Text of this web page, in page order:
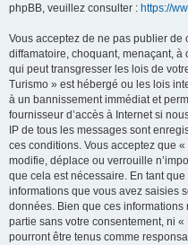
phpBB, veuillez consulter : https://
Vous acceptez de ne pas publier
diffamatoire, choquant, menaçant,
qui peut transgresser les lois de
Turismo » est hébergé ou les lois
à un bannissement immédiat et
fournisseur d’accès à Internet si
IP de tous les messages sont
ces conditions. Vous acceptez que
modifie, déplace ou verrouille
que cela est nécessaire. En tant
informations que vous avez saisies
données. Bien que ces
partie sans votre consentement, ni
pourront être tenus comme